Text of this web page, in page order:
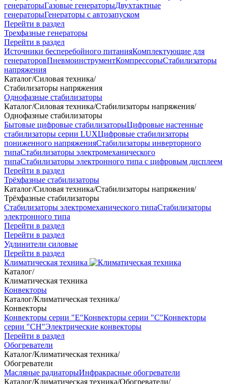
генераторыГазовые генераторыДвухтактные
генераторыГенераторы с автозапуском
Перейти в раздел
Трехфазные генераторы
Перейти в раздел
Источники бесперебойного питанияКомплектующие для
генераторовПневмоинструментКомпрессорыСтабилизаторы
напряжения
Каталог/Силовая техника/
Стабилизаторы напряжения
Однофазные стабилизаторы
Каталог/Силовая техника/Стабилизаторы напряжения/
Однофазные стабилизаторы
Бытовые цифровые стабилизаторыЦифровые настенные
стабилизаторы серии LUXЦифровые стабилизаторы
пониженного напряженияСтабилизаторы инверторного
типаСтабилизаторы электромеханического
типаСтабилизаторы электронного типа с цифровым дисплеем
Перейти в раздел
Трёхфазные стабилизаторы
Каталог/Силовая техника/Стабилизаторы напряжения/
Трёхфазные стабилизаторы
Стабилизаторы электромеханического типаСтабилизаторы
электронного типа
Перейти в раздел
Перейти в раздел
Удлинители силовые
Перейти в раздел
Климатическая техника
Каталог/
Климатическая техника
Конвекторы
Каталог/Климатическая техника/
Конвекторы
Конвекторы серии "Е"Конвекторы серии "С"Конвекторы
серии "СН"Электрические конвекторы
Перейти в раздел
Обогреватели
Каталог/Климатическая техника/
Обогреватели
Масляные радиаторыИнфракрасные обогреватели
Каталог/Климатическая техника/Обогреватели/